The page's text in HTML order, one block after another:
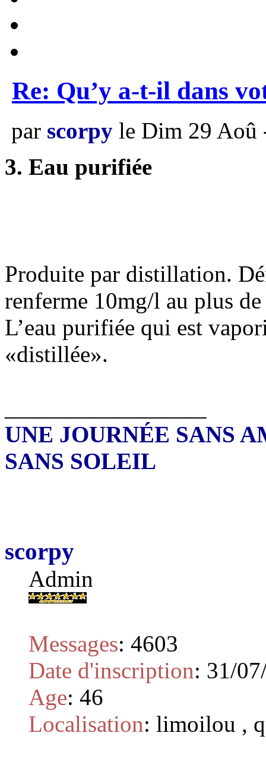
Re: Qu’y a-t-il dans
par scorpy le Dim 29 Aoû
3. Eau purifiée
Produite par distillation.
renferme 10mg/l au plus
L’eau purifiée qui est
«distillée».
UNE JOURNÉE SANS
SANS SOLEIL
scorpy
Admin
Messages: 4603
Date d'inscription: 31/
Age: 46
Localisation: limoilou ,